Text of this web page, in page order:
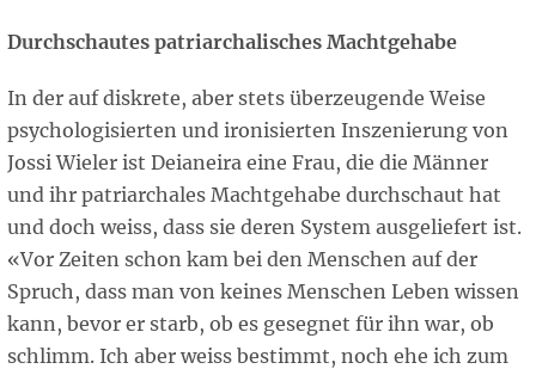
Durchschautes patriarchalisches Machtgehabe
In der auf diskrete, aber stets überzeugende Weise
psychologisierten und ironisierten Inszenierung von
Jossi Wieler ist Deianeira eine Frau, die die Männer
und ihr patriarchales Machtgehabe durchschaut hat
und doch weiss, dass sie deren System ausgeliefert ist.
«Vor Zeiten schon kam bei den Menschen auf der
Spruch, dass man von keines Menschen Leben wissen
kann, bevor er starb, ob es gesegnet für ihn war, ob
schlimm. Ich aber weiss bestimmt, noch ehe ich zum